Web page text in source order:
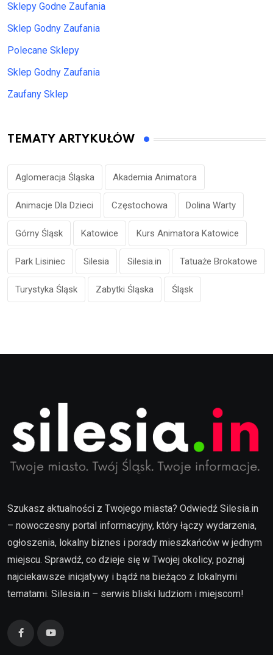
Sklepy Godne Zaufania
Sklep Godny Zaufania
Polecane Sklepy
Sklep Godny Zaufania
Zaufany Sklep
TEMATY ARTYKUŁÓW
Aglomeracja Śląska Akademia Animatora
Animacje Dla Dzieci Częstochowa Dolina Warty
Górny Śląsk Katowice Kurs Animatora Katowice
Park Lisiniec Silesia Silesia.in Tatuaże Brokatowe
Turystyka Śląsk Zabytki Śląska Śląsk
Szukasz aktualności z Twojego miasta? Odwiedź Silesia.in
– nowoczesny portal informacyjny, który łączy wydarzenia,
ogłoszenia, lokalny biznes i porady mieszkańców w jednym
miejscu. Sprawdź, co dzieje się w Twojej okolicy, poznaj
najciekawsze inicjatywy i bądź na bieżąco z lokalnymi
tematami. Silesia.in – serwis bliski ludziom i miejscom!